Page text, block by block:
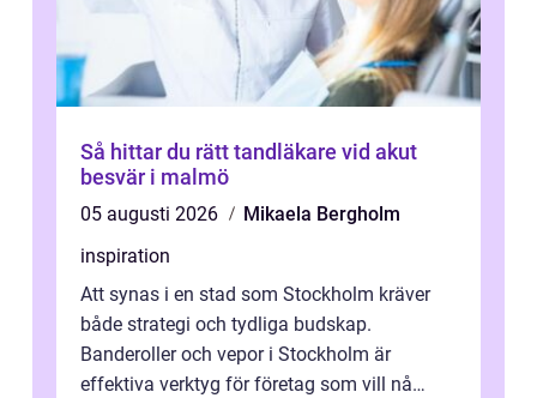
Så hittar du rätt tandläkare vid akut
besvär i malmö
05 augusti 2026
Mikaela Bergholm
inspiration
Att synas i en stad som Stockholm kräver
både strategi och tydliga budskap.
Banderoller och vepor i Stockholm är
effektiva verktyg för företag som vill nå